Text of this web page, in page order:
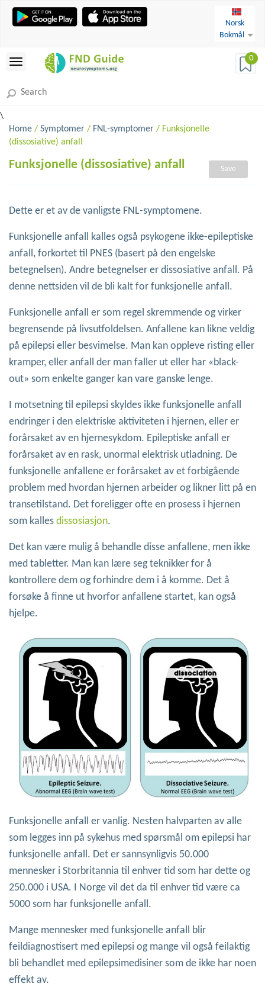
Norsk
Bokmål
0
\
Home / Symptomer / FNL-symptomer / Funksjonelle
(dissosiative) anfall
Funksjonelle (dissosiative) anfall Save
Dette er et av de vanligste FNL-symptomene.
Funksjonelle anfall kalles også psykogene ikke-epileptiske
anfall, forkortet til PNES (basert på den engelske
betegnelsen). Andre betegnelser er dissosiative anfall. På
denne nettsiden vil de bli kalt for funksjonelle anfall.
Funksjonelle anfall er som regel skremmende og virker
begrensende på livsutfoldelsen. Anfallene kan likne veldig
på epilepsi eller besvimelse. Man kan oppleve risting eller
kramper, eller anfall der man faller ut eller har «black-
out» som enkelte ganger kan vare ganske lenge.
I motsetning til epilepsi skyldes ikke funksjonelle anfall
endringer i den elektriske aktiviteten i hjernen, eller er
forårsaket av en hjernesykdom. Epileptiske anfall er
forårsaket av en rask, unormal elektrisk utladning. De
funksjonelle anfallene er forårsaket av et forbigående
problem med hvordan hjernen arbeider og likner litt på en
transetilstand. Det foreligger ofte en prosess i hjernen
som kalles dissosiasjon.
Det kan være mulig å behandle disse anfallene, men ikke
med tabletter. Man kan lære seg teknikker for å
kontrollere dem og forhindre dem i å komme. Det å
forsøke å finne ut hvorfor anfallene startet, kan også
hjelpe.
Funksjonelle anfall er vanlig. Nesten halvparten av alle
som legges inn på sykehus med spørsmål om epilepsi har
funksjonelle anfall. Det er sannsynligvis 50.000
mennesker i Storbritannia til enhver tid som har dette og
250.000 i USA. I Norge vil det da til enhver tid være ca
5000 som har funksjonelle anfall.
Mange mennesker med funksjonelle anfall blir
feildiagnostisert med epilepsi og mange vil også feilaktig
bli behandlet med epilepsimedisiner som de ikke har noen
effekt av.